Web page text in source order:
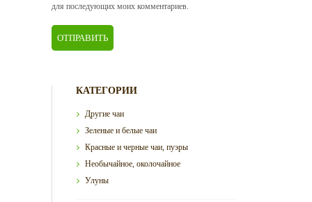
для последующих моих комментариев.
КАТЕГОРИИ
Другие чаи
Зеленые и белые чаи
Красные и черные чаи, пуэры
Необычайное, околочайное
Улуны